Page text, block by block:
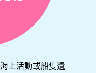
海上活動或船隻遺